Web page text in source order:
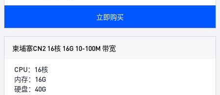
立即购买
柬埔寨CN2 16核 16G 10-100M 带宽
CPU：16核
内存：16G
硬盘：40G